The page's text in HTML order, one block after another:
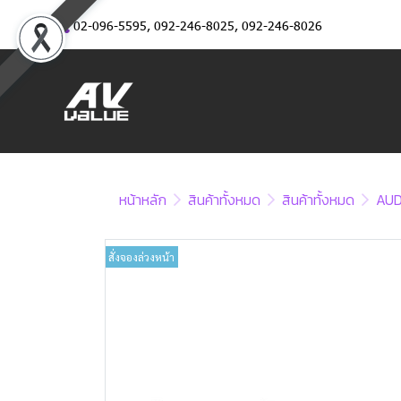
02-096-5595, 092-246-8025, 092-246-8026
หน้าหลัก สินค้าทั้งหมด สินค้าทั้งหมด
สั่งจองล่วงหน้า